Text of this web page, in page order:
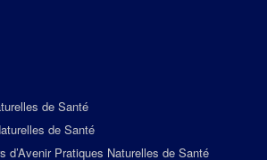
de Santé
de Santé
d’Avenir Pratiques Naturelles de Santé